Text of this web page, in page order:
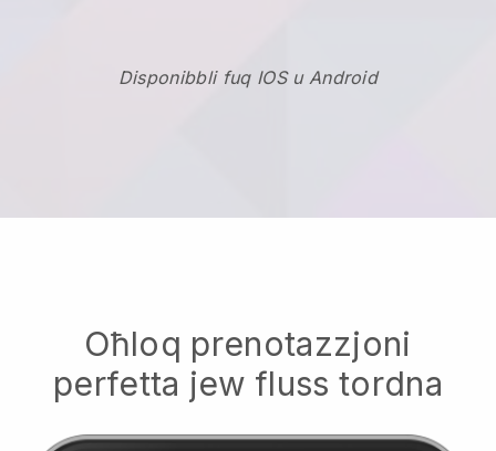
Disponibbli fuq IOS u Android
Oħloq prenotazzjoni
perfetta jew fluss tordna